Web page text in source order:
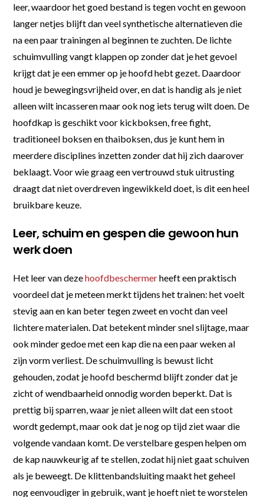
leer, waardoor het goed bestand is tegen vocht en gewoon
langer netjes blijft dan veel synthetische alternatieven die
na een paar trainingen al beginnen te zuchten. De lichte
schuimvulling vangt klappen op zonder dat je het gevoel
krijgt dat je een emmer op je hoofd hebt gezet. Daardoor
houd je bewegingsvrijheid over, en dat is handig als je niet
alleen wilt incasseren maar ook nog iets terug wilt doen. De
hoofdkap is geschikt voor kickboksen, free fight,
traditioneel boksen en thaiboksen, dus je kunt hem in
meerdere disciplines inzetten zonder dat hij zich daarover
beklaagt. Voor wie graag een vertrouwd stuk uitrusting
draagt dat niet overdreven ingewikkeld doet, is dit een heel
bruikbare keuze.
Leer, schuim en gespen die gewoon hun
werk doen
Het leer van dezehoofdbeschermerheeft een praktisch
voordeel dat je meteen merkt tijdens het trainen: het voelt
stevig aan en kan beter tegen zweet en vocht dan veel
lichtere materialen. Dat betekent minder snel slijtage, maar
ook minder gedoe met een kap die na een paar weken al
zijn vorm verliest. De schuimvulling is bewust licht
gehouden, zodat je hoofd beschermd blijft zonder dat je
zicht of wendbaarheid onnodig worden beperkt. Dat is
prettig bij sparren, waar je niet alleen wilt dat een stoot
wordt gedempt, maar ook dat je nog op tijd ziet waar die
volgende vandaan komt. De verstelbare gespen helpen om
de kap nauwkeurig af te stellen, zodat hij niet gaat schuiven
als je beweegt. De klittenbandsluiting maakt het geheel
nog eenvoudiger in gebruik, want je hoeft niet te worstelen